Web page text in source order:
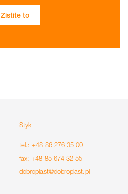
Zistite to
Styk
tel.: +48 86 276 35 00
fax: +48 85 674 32 55
dobroplast@dobroplast.pl